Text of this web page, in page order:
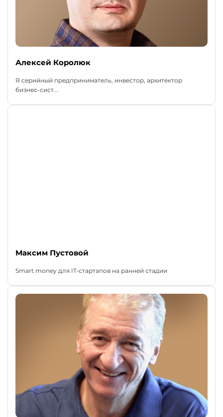
Алексей Королюк
Я серийный предприниматель, инвестор, архитектор
бизнес-сист...
Максим Пустовой
Smart money для IT‑стартапов на ранней стадии